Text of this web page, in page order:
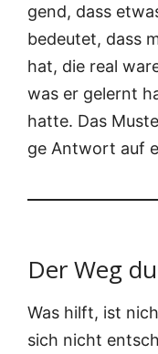
gend, dass
bedeu­tet, dass
hat, die real
was er gelernt
hat­te. Das
ge Ant­wort auf
Der Weg
Was hilft, ist
sich nicht